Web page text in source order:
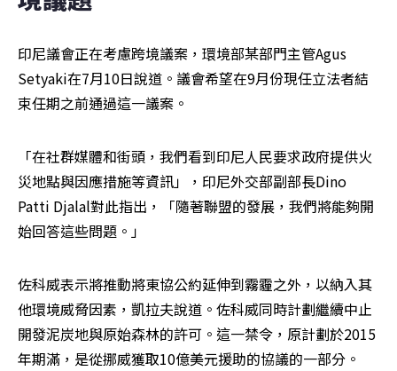
印尼議會正在考慮跨境議案，環境部某部門主管Agus
Setyaki在7月10日說道。議會希望在9月份現任立法者結
束任期之前通過這一議案。
「在社群媒體和街頭，我們看到印尼人民要求政府提供火
災地點與因應措施等資訊」，印尼外交部副部長Dino
Patti Djalal對此指出，「隨著聯盟的發展，我們將能夠開
始回答這些問題。」
佐科威表示將推動將東協公約延伸到霧霾之外，以納入其
他環境威脅因素，凱拉夫說道。佐科威同時計劃繼續中止
開發泥炭地與原始森林的許可。這一禁令，原計劃於2015
年期滿，是從挪威獲取10億美元援助的協議的一部分。